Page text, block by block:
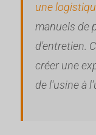
une
manuels de
d'entretien.
créer une
de l'usine à